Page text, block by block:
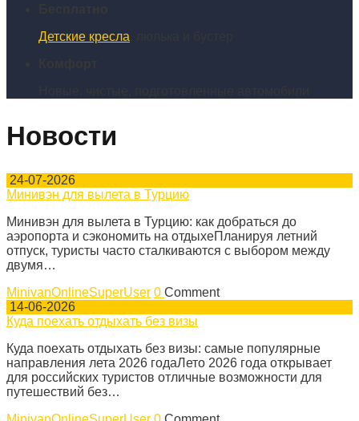
Детские кресла
Новости
24-07-2026
Минивэн для вылета в Турцию
Минивэн для вылета в Турцию: как добраться до
аэропорта и сэкономить на отдыхеПланируя летний
отпуск, туристы часто сталкиваются с выбором между
двумя…
MinivanOnlineSuperUser 0 Comment
14-06-2026
Куда поехать отдыхать без визы
Куда поехать отдыхать без визы: самые популярные
направления лета 2026 годаЛето 2026 года открывает
для российских туристов отличные возможности для
путешествий без…